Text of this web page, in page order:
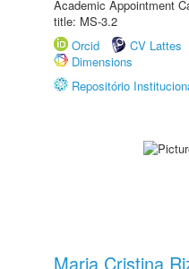
Academic Appointment
title: MS-3.2
Orcid
CV Lattes
Dimensions
Repositório
Maria Cristina